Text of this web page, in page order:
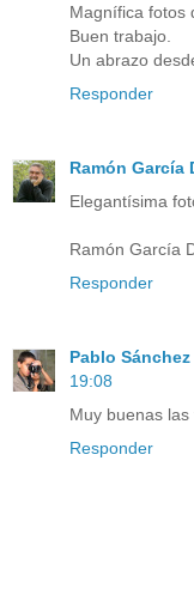
Magnífica fotos
Buen trabajo.
Un abrazo
Responder
Ramón García
Elegantísima
Ramón García
Responder
Pablo
19:08
Muy buenas
Responder